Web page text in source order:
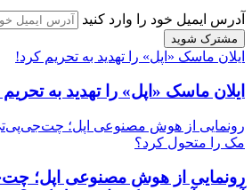
آدرس ایمیل خود را وارد کنید
ایلان ماسک «اپل» را تهدید به تحریم کرد!
ایلان ماسک «اپل» را تهدید به
رونمایی از هوش مصنوعی اپل؛
مک را متحول کرد؟
رونمایی از هوش مصنوعی اپل؛